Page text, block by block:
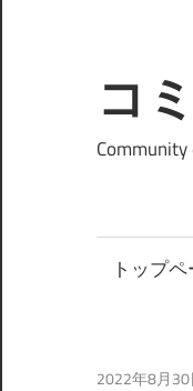
テ
ン
ツ
キ
コ
トップ
2022年8月30